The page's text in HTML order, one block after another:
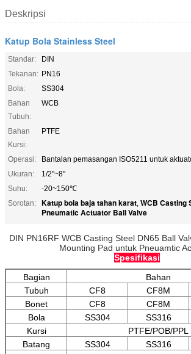
Deskripsi
Katup Bola Stainless Steel
Standar:
DIN
Tekanan: PN16
Bola:
SS304
Bahan
Tubuh:
WCB
Bahan
Kursi:
PTFE
Operasi:
Bantalan pemasangan ISO5211 untuk
Ukuran:
1/2"~8"
Suhu:
-20~150℃
Sorotan:
Katup bola baja tahan karat, WCB Casting
Pneumatic Actuator Ball Valve
DIN PN16RF WCB Casting Steel DN65 Ball
Mounting Pad untuk Pneuamtic
Spesifikasi
Bagian
Bahan
Tubuh
CF8 CF8M
Bonet
CF8 CF8M
Bola
SS304 SS316
Kursi
PTFE/POB/PPL
Batang
SS304 SS316